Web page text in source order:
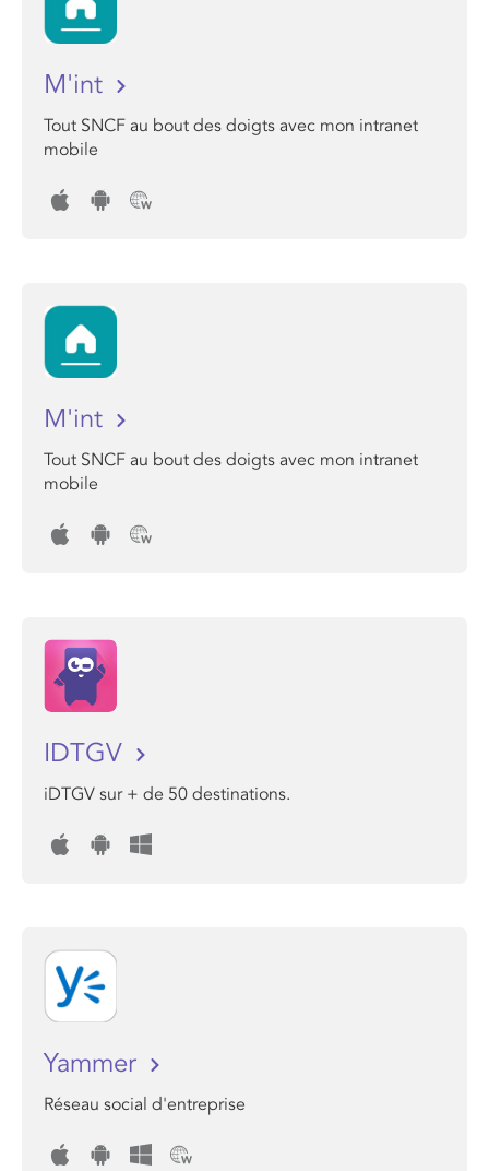
M'int
Tout SNCF au bout des doigts avec mon intranet
mobile
M'int
Tout SNCF au bout des doigts avec mon intranet
mobile
IDTGV
iDTGV sur + de 50 destinations.
Yammer
Réseau social d'entreprise